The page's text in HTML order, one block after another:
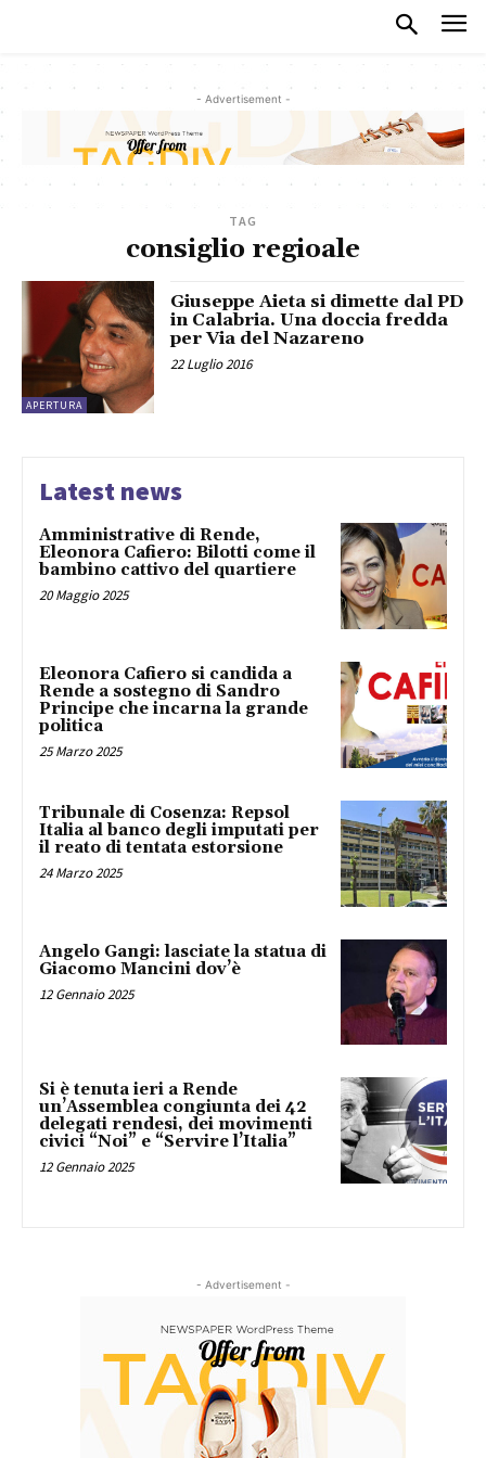
- Advertisement -
TAG
consiglio regioale
APERTURA
Giuseppe Aieta si dimette dal PD
in Calabria. Una doccia fredda
per Via del Nazareno
22 Luglio 2016
Latest news
Amministrative di Rende,
Eleonora Cafiero: Bilotti come il
bambino cattivo del quartiere
20 Maggio 2025
Eleonora Cafiero si candida a
Rende a sostegno di Sandro
Principe che incarna la grande
politica
25 Marzo 2025
Tribunale di Cosenza: Repsol
Italia al banco degli imputati per
il reato di tentata estorsione
24 Marzo 2025
Angelo Gangi: lasciate la statua di
Giacomo Mancini dov’è
12 Gennaio 2025
Si è tenuta ieri a Rende
un’Assemblea congiunta dei 42
delegati rendesi, dei movimenti
civici “Noi” e “Servire l’Italia”
12 Gennaio 2025
- Advertisement -